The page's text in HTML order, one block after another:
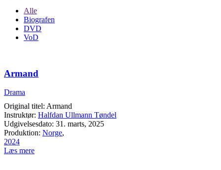
Alle
Biografen
DVD
VoD
Armand
Drama
Original titel: Armand
Instruktør: Halfdan Ullmann Tøndel
Udgivelsesdato: 31. marts, 2025
Produktion: Norge,
2024
Læs mere